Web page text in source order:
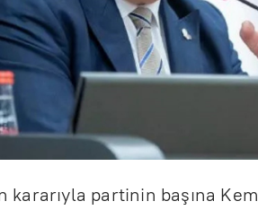
kararıyla partinin başına